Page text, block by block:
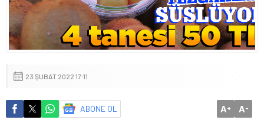
23 ŞUBAT 2022 17:11
ABONE OL A+ A-